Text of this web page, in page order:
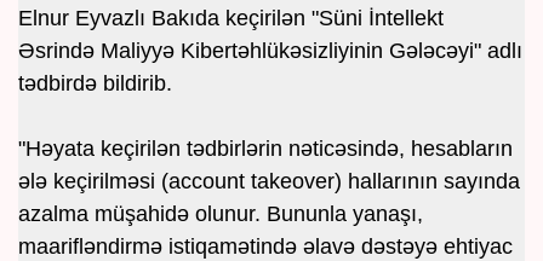
Elnur Eyvazlı Bakıda keçirilən "Süni İntellekt
Əsrində Maliyyə Kibertəhlükəsizliyinin Gələcəyi" adlı
tədbirdə bildirib.
"Həyata keçirilən tədbirlərin nəticəsində, hesabların
ələ keçirilməsi (account takeover) hallarının sayında
azalma müşahidə olunur. Bununla yanaşı,
maarifləndirmə istiqamətində əlavə dəstəyə ehtiyac